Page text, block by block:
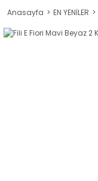
Anasayfa EN YENİLER